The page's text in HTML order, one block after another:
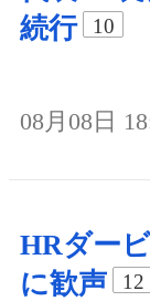
続行
10
08月08日
HRダー
に歓声
12